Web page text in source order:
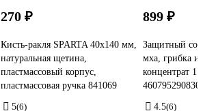
270 ₽
Кисть-ракля SPARTA 40x140 мм,
натуральная щетина,
пластмассовый корпус,
пластмассовая ручка 841069
5(6)
899 ₽
Защитный
мха, грибка и
концентрат
4.5(6)